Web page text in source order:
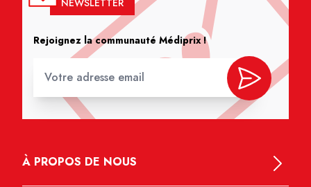
Rejoignez la communauté Médiprix !
À PROPOS DE NOUS